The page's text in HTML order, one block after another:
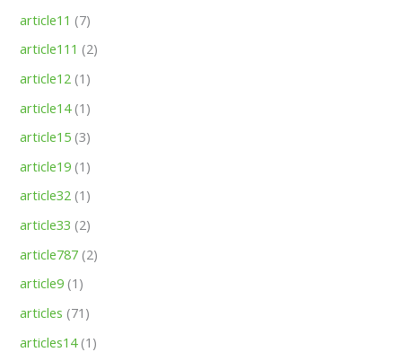
article11 (7)
article111 (2)
article12 (1)
article14(1)
article15 (3)
article19 (1)
article32 (1)
article33 (2)
article787 (2)
article9 (1)
articles (71)
articles14(1)